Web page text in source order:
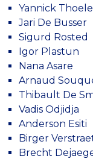
Yannick
Jari De Busser
Sigurd Rosted
Igor Plastun
Nana Asare
Arnaud
Thibault De
Vadis Odjidja
Anderson Esiti
Birger
Brecht